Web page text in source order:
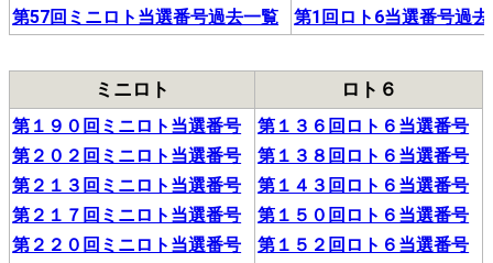
第57回ミニロト当選番号過去一覧
第1回ロト6当選番号過
ミニロト ロト６
第１９０回ミニロト当選番号
第２０２回ミニロト当選番号
第２１３回ミニロト当選番号
第２１７回ミニロト当選番号
第２２０回ミニロト当選番号
第１３６回ロト６当選番号
第１３８回ロト６当選番号
第１４３回ロト６当選番号
第１５０回ロト６当選番号
第１５２回ロト６当選番号